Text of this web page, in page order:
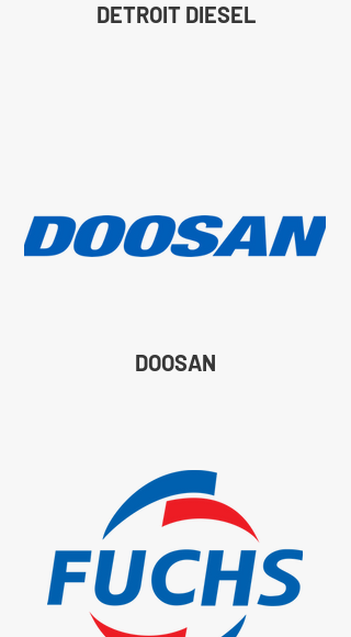
DETROIT DIESEL
DOOSAN